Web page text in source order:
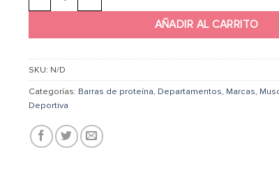
AÑADIR AL CARRITO
SKU: N/D
Categorías: Barras de proteína, Departamentos, Marcas,
Deportiva